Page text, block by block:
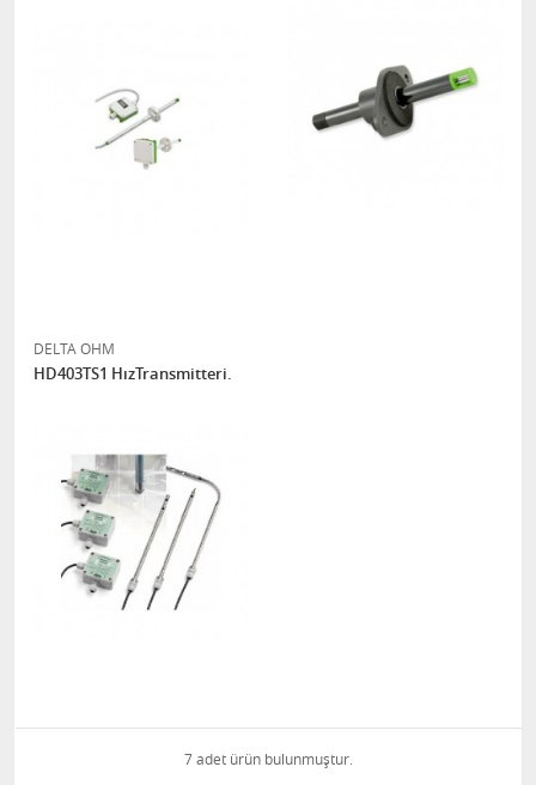
DELTA OHM
HD403TS1 HızTransmitteri.
7 adet ürün bulunmuştur.